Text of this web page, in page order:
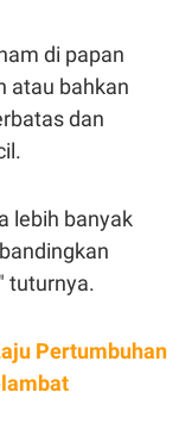
di papan
atau bahkan
dan
lebih banyak
tuturnya.
Pertumbuhan